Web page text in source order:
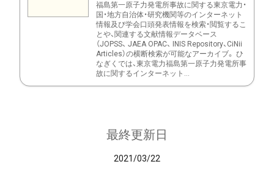
福島第一原子力発電所事故に関する東京電力・
国・地方自治体・研究機関等のインターネット
情報及び学会口頭発表情報を検索・閲覧するこ
とや、関連する文献情報データベース
（JOPSS、 JAEA OPAC、 INIS Repository、CiNii
Articles）の横断検索が可能なアーカイブ。 ひ
なぎくでは、東京電力福島第一原子力発電所事
故に関するインターネット...
最終更新日
2021/03/22